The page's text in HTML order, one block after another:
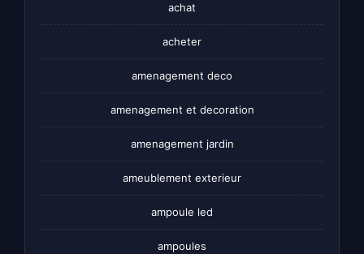
achat
acheter
amenagement deco
amenagement et decoration
amenagement jardin
ameublement exterieur
ampoule led
ampoules